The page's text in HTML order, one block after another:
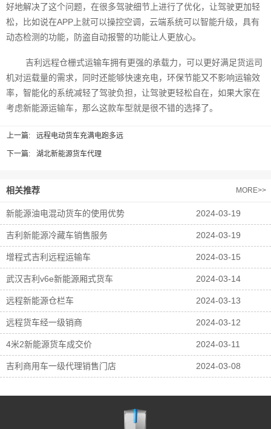
好地解决了这个问题，在很多驾驶细节上进行了优化，让驾驶更加轻
松，比如说在APP上就可以操控空调，云端系统可以智能升级，具有
动态检测的功能，防盗自动报警的功能让人更放心。
吉利远程仓栅式运输车拥有更强的承载力，可以更好满足货运司
机对运载量的需求，同时还能够快速充电，环保节能又不影响运输效
率，智能化的系统减轻了驾驶负担，让驾驶更轻松自在，如果大家在
考虑新能源运输车，那么这款车型就是很不错的选择了。
上一篇: 远程电动货车充满电跑多远
下一篇: 湖北新能源货车代理
相关推荐 MORE>>
新能源油电混动货车的使用优势 2024-03-19
吉利新能源冷藏车销售服务 2024-03-19
增程式吉利远程运输车 2024-03-15
武汉吉利v6e新能源厢式货车 2024-03-14
远程新能源仓栏车 2024-03-13
远程货车经一级销商 2024-03-12
4米2新能源货车成交价 2024-03-11
吉利商用车一级代理销售门店 2024-03-08